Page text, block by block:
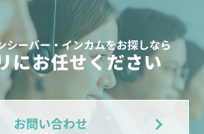
シーバー・インカムをお探しなら
にお任せください
お問い合わせ